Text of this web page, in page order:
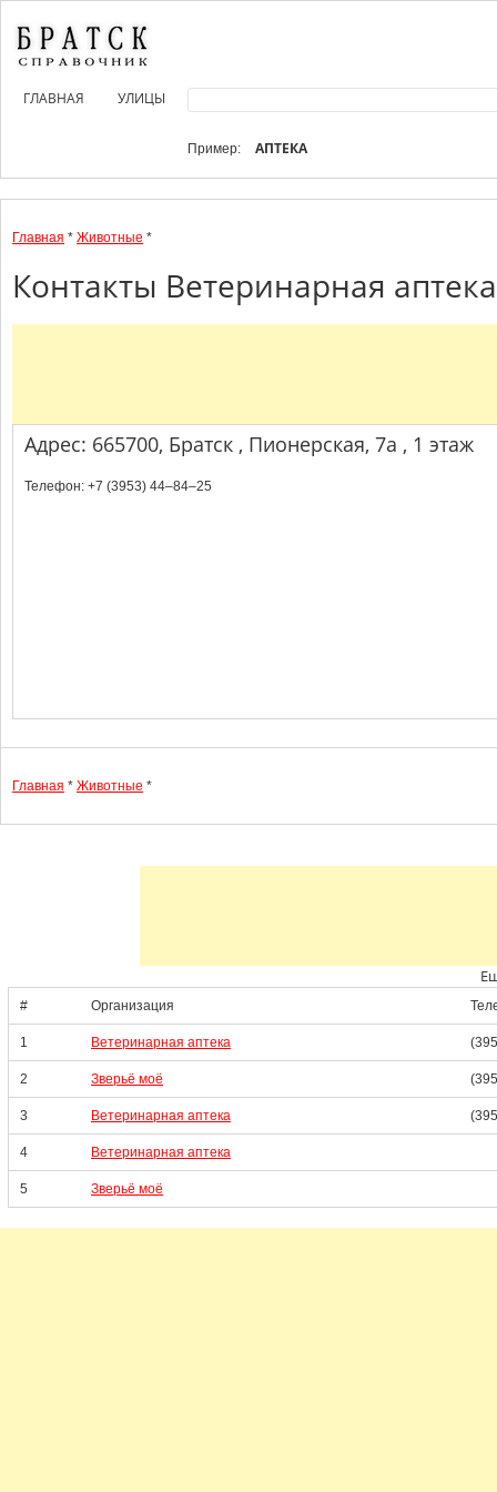
ГЛАВНАЯ УЛИЦЫ
Пример: АПТЕКА
Главная * Животные *
Контакты Ветеринарная
Адрес: 665700, Братск , Пионерская, 7а , 1 этаж
Телефон: +7 (3953) 44‒84‒25
Главная * Животные *
# Организация
1 Ветеринарная аптека
2 Зверьё моё
3 Ветеринарная аптека
4 Ветеринарная аптека
5 Зверьё моё